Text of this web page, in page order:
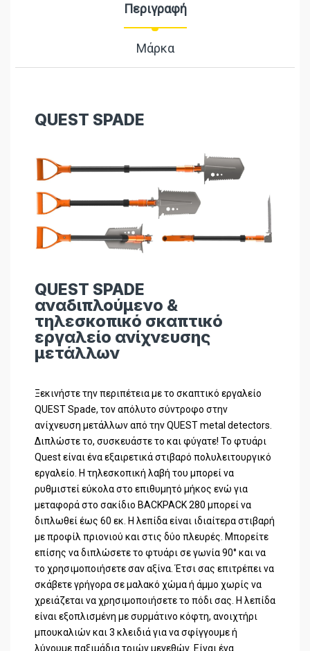
Περιγραφή
Μάρκα
QUEST SPADE
QUEST SPADE
αναδιπλούμενο &
τηλεσκοπικό σκαπτικό
εργαλείο ανίχνευσης
μετάλλων
Ξεκινήστε την περιπέτεια με το σκαπτικό εργαλείο
QUEST Spade, τον απόλυτο σύντροφο στην
ανίχνευση μετάλλων από την QUEST metal detectors.
Διπλώστε το, συσκευάστε το και φύγατε! Το φτυάρι
Quest είναι ένα εξαιρετικά στιβαρό πολυλειτουργικό
εργαλείο. Η τηλεσκοπική λαβή του μπορεί να
ρυθμιστεί εύκολα στο επιθυμητό μήκος ενώ για
μεταφορά στο σακίδιο BACKPACK 280 μπορεί να
διπλωθεί έως 60 εκ. Η λεπίδα είναι ιδιαίτερα στιβαρή
με προφίλ πριονιού και στις δύο πλευρές. Μπορείτε
επίσης να διπλώσετε το φτυάρι σε γωνία 90° και να
το χρησιμοποιήσετε σαν αξίνα. Έτσι σας επιτρέπει να
σκάβετε γρήγορα σε μαλακό χώμα ή άμμο χωρίς να
χρειάζεται να χρησιμοποιήσετε το πόδι σας. Η λεπίδα
είναι εξοπλισμένη με συρμάτινο κόφτη, ανοιχτήρι
μπουκαλιών και 3 κλειδιά για να σφίγγουμε ή
λύνουμε παξιμάδια τριών μεγεθών. Είναι ένα